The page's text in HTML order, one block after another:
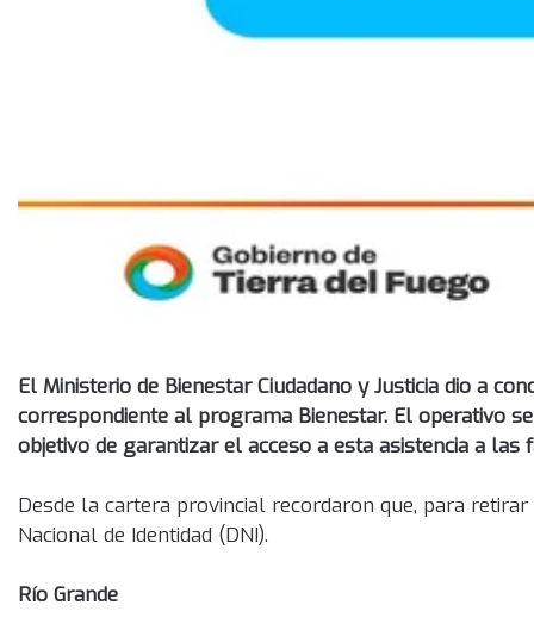
El Ministerio de Bienestar Ciudadano y Justicia dio a
correspondiente al programa Bienestar. El operativo
objetivo de garantizar el acceso a esta asistencia a las
Desde la cartera provincial recordaron que, para
Nacional de Identidad (DNI).
Río Grande